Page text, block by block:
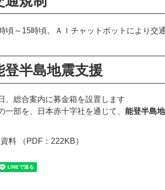
～15時頃。ＡＩチャットボットにより交
半島地震支援
、総合案内に募金箱を設置します
一部を、日本赤十字社を通じて、 能登半島
料 （PDF：222KB）